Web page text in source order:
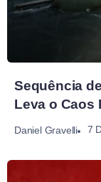
Sequência
Leva o Caos
Daniel Gravelli 7